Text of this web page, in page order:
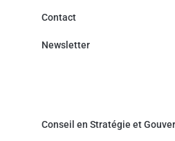
Contact
Newsletter
Conseil en Stratégie et